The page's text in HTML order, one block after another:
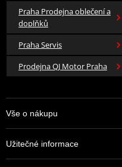
Praha Prodejna oblečení a
doplňků
Praha Servis
Prodejna QJ Motor Praha
Vše o nákupu
Užitečné informace